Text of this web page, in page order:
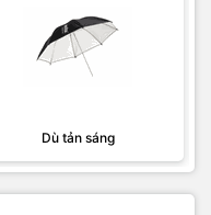
Dù tản sáng